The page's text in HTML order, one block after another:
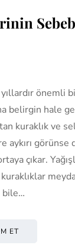
önemli
belirgin hale
kuraklık ve
aykırı
çıkar.
bile…
ET